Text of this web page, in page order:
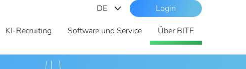
DE
ES
Login
KI-Recruiting Software und Service Über BITE